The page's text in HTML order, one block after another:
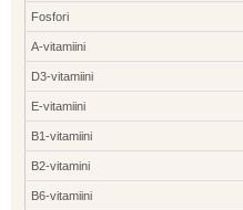
Fosfori
A-vitamiini
D3-vitamiini
E-vitamiini
B1-vitamiini
B2-vitamini
B6-vitamiini